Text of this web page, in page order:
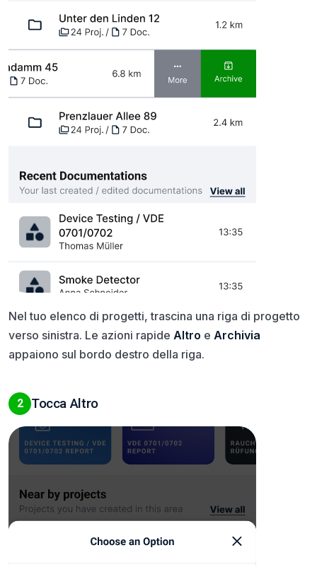
Nel tuo elenco di progetti, trascina una riga di progetto
verso sinistra. Le azioni rapide Altro e Archivia
appaiono sul bordo destro della riga.
2 Tocca Altro